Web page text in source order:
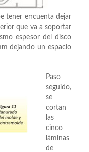
tener encuenta dejar
que va a soportar
espesor del disco
dejando un espacio
Paso
seguido,
se
cortan
las
cinco
láminas
de